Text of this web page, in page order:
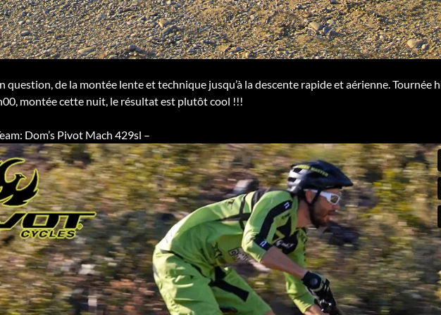
question, de la montée lente et technique jusqu’à la descente rapide et aérienne. Tournée
montée cette nuit, le résultat est plutôt cool !!!
Dom’s Pivot Mach 429sl –